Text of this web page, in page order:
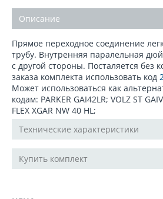
Описание
Прямое переходное соединение
трубу. Внутренняя паралельная
с другой стороны. Посталяется без
заказа комплекта использовать код
Может использоваться как
кодам: PARKER GAI42LR; VOLZ ST
FLEX XGAR NW 40 HL;
Технические характеристики
Купить комплект